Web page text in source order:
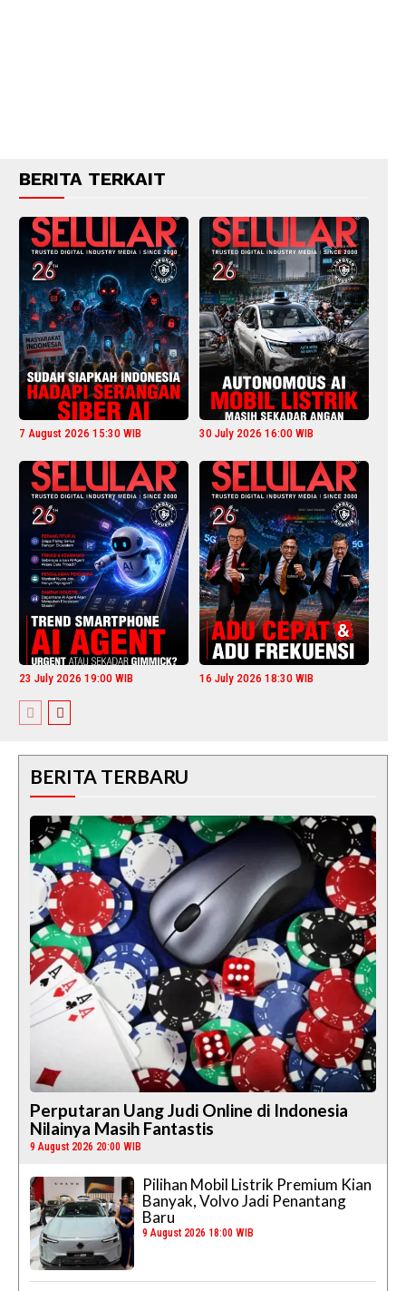
BERITA TERKAIT
7 August 2026 15:30 WIB 30 July 2026 16:00 WIB
23 July 2026 19:00 WIB 16 July 2026 18:30 WIB
BERITA TERBARU
Perputaran Uang Judi Online di Indonesia
Nilainya Masih Fantastis
9 August 2026 20:00 WIB
Pilihan Mobil Listrik Premium Kian
Banyak, Volvo Jadi Penantang
Baru
9 August 2026 18:00 WIB